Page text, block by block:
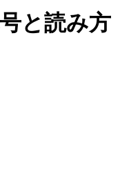
と読み方